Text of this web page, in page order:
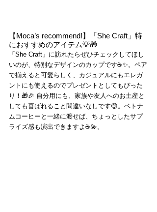
【Moca’s recommend!】「She Craft」特
におすすめのアイテム💡🎁
「She Craft」に訪れたらぜひチェックしてほし
いのが、特別なデザインのカップです☕✨。ペア
で揃えると可愛らしく、カジュアルにもエレガ
ントにも使えるのでプレゼントとしてもぴった
り！🎁🎉 自分用にも、家族や友人へのお土産と
しても喜ばれること間違いなしです😊。ベトナ
ムコーヒーと一緒に渡せば、ちょっとしたサプ
ライズ感も演出できますよ☕💫。